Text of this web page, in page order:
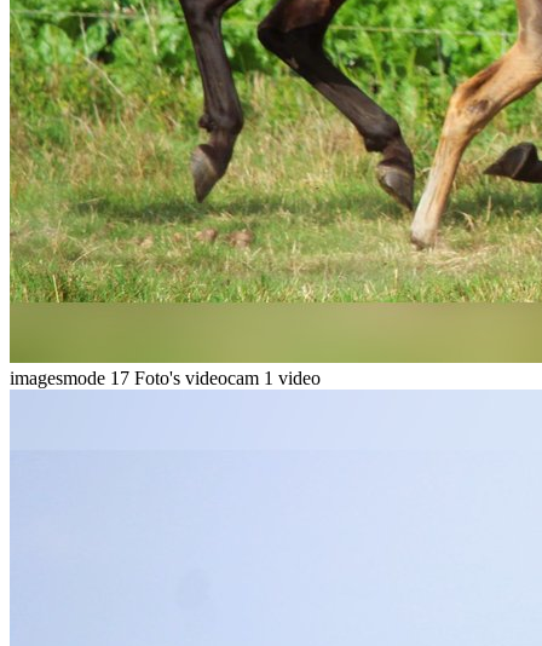
imagesmode 17 Foto's videocam 1 video